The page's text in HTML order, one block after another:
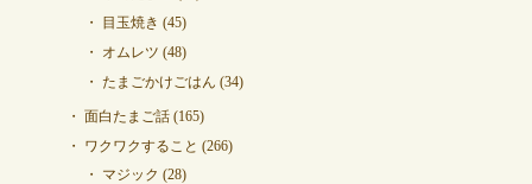
目玉焼き (45)
オムレツ (48)
たまごかけごはん (34)
面白たまご話(165)
ワクワクすること (266)
マジック (28)